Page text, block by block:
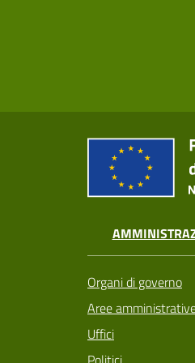
Organi di governo
Aree
Uffici